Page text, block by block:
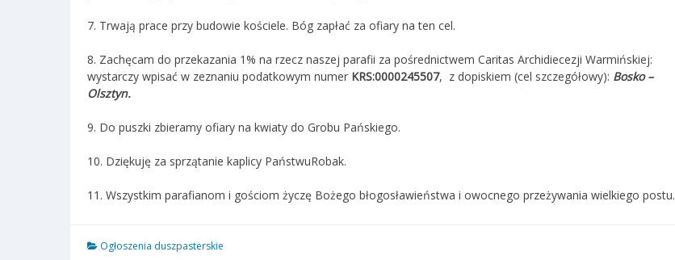
7. Trwają prace przy budowie kościele. Bóg zapłać za ofiary na ten cel.
8. Zachęcam do przekazania 1% na rzecz naszej parafii za pośrednictwem Caritas Archidiecezji Warmińskiej:
wystarczy wpisać w zeznaniu podatkowym numer KRS:0000245507, z dopiskiem (cel szczegółowy): Bosko –
Olsztyn.
9. Do puszki zbieramy ofiary na kwiaty do Grobu Pańskiego.
10. Dziękuję za sprzątanie kaplicy PaństwuRobak.
11. Wszystkim parafianom i gościom życzę Bożego błogosławieństwa i owocnego przeżywania wielkiego postu.
Ogłoszenia duszpasterskie